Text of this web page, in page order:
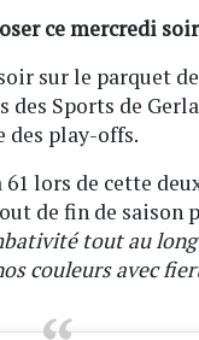
ce mercredi
sur le parquet
Sports de
des play-offs.
lors de cette
de fin de saison
tout au
couleurs avec